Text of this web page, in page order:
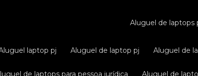
aluguel de laptops
aluguel laptop pj aluguel de laptop pj aluguel de
aluguel de laptops para pessoa jurídica aluguel de